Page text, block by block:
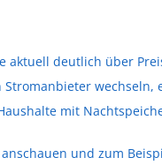
aktuell deutlich über
mit
und zum